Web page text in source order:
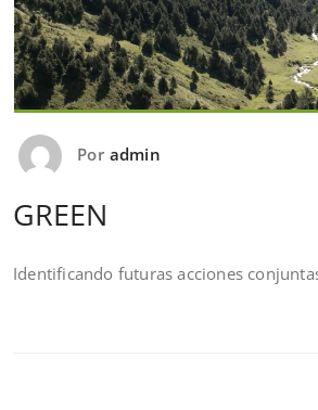
Por admin
GREEN
Identificando futuras acciones